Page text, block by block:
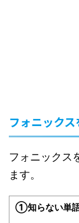
フォニック
フォニックス
ます。
①知らない単